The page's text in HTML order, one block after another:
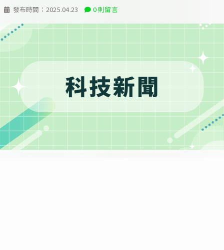
發布時間： 2025.04.23 0 則留言